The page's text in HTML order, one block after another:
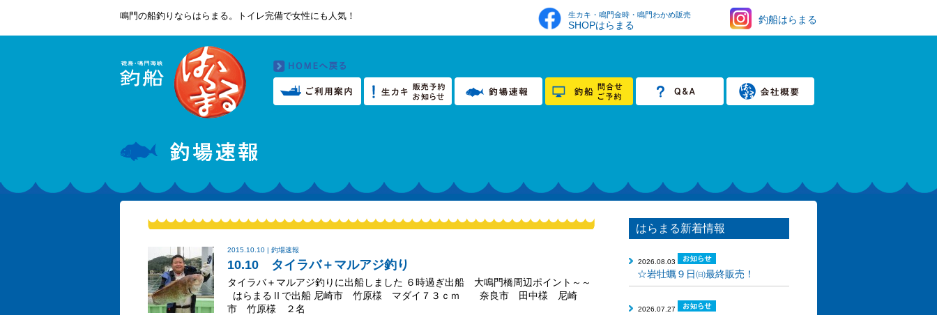
鳴門の船釣りならはらまる。トイレ完備で女性にも人気！ 生カキ・鳴門金時・鳴門わかめ販売
SHOPはらまる 釣船はらまる
2015.10.10 | 釣場速報
10.10 タイラバ＋マルアジ釣り
タイラバ＋マルアジ釣りに出船しました ６時過ぎ出船 大鳴門橋周辺ポイント～～
はらまるⅡで出船 尼崎市 竹原様 マダイ７３ｃｍ 奈良市 田中様 尼崎
市 竹原様 ２名
はらまる新着情報
2026.08.03
☆岩牡蠣９日㈰最終販売！
2026.07.27